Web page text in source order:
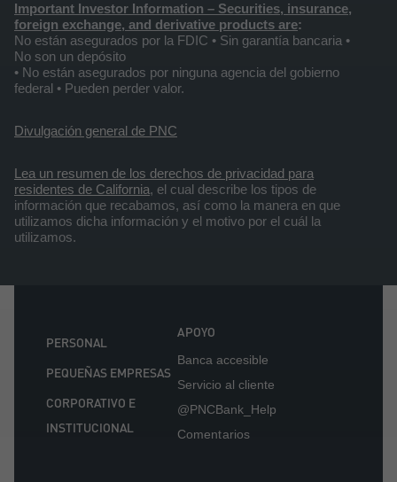
Important Investor Information – Securities, insurance,
foreign exchange, and derivative products are:
No están asegurados por la FDIC • Sin garantía bancaria •
No son un depósito
• No están asegurados por ninguna agencia del gobierno
federal • Pueden perder valor.
Divulgación general de PNC
Lea un resumen de los derechos de privacidad para
residentes de California, el cual describe los tipos de
información que recabamos, así como la manera en que
utilizamos dicha información y el motivo por el cuál la
utilizamos.
PERSONAL
PEQUEÑAS EMPRESAS
CORPORATIVO E
INSTITUCIONAL
APOYO
Banca accesible
Servicio al cliente
@PNCBank_Help
Comentarios